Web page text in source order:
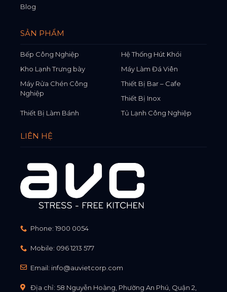
Blog
SẢN PHẨM
Bếp Công Nghiệp
Hệ Thống Hút Khói
Kho Lạnh Trưng bày
Máy Làm Đá Viên
Máy Rửa Chén Công
Nghiệp
Thiết Bị Bar – Cafe
Thiết Bị Inox
Thiết Bị Làm Bánh
Tủ Lạnh Công Nghiệp
LIÊN HỆ
Phone: 1900 0054
Mobile: 096 1213 577
Email: info@auvietcorp.com
Địa chỉ: 58 Nguyễn Hoàng, Phường An Phú, Quận 2,